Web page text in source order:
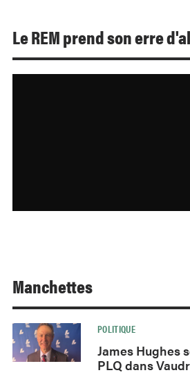
Le REM prend son erre
Manchettes
POLITIQUE
James Hughes
PLQ dans